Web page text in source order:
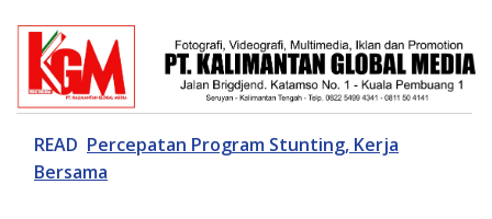
READ Percepatan Program Stunting, Kerja
Bersama